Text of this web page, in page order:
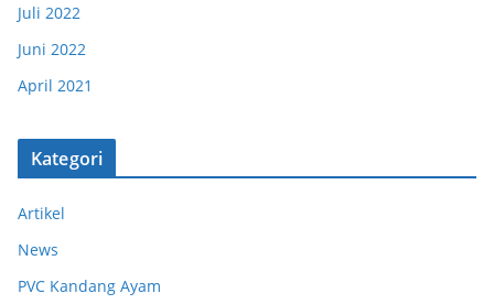
Juli 2022
Juni 2022
April 2021
Kategori
Artikel
News
PVC Kandang Ayam